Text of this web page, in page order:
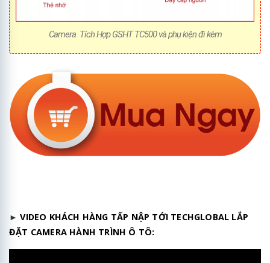
Camera Tích Hợp GSHT TC500 và phụ kiện đi kèm
►VIDEO KHÁCH HÀNG TẤP NẬP TỚI TECHGLOBAL LẮP
ĐẶT CAMERA HÀNH TRÌNH Ô TÔ: